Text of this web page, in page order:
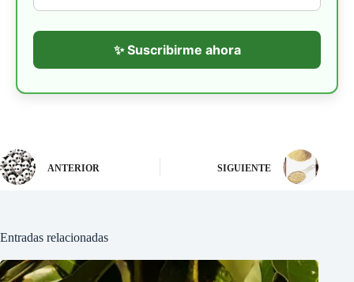
✨ Suscribirme ahora
ANTERIOR SIGUIENTE
Entradas relacionadas